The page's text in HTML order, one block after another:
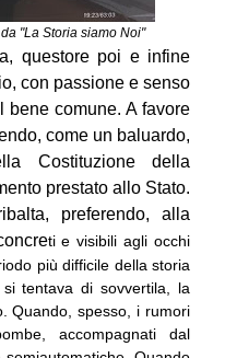
"La Storia siamo Noi"
questore poi e infine
con passione e senso
bene comune. A favore
come un baluardo,
Costituzione della
prestato allo Stato.
preferendo, alla
ti e visibili agli occhi
più difficile della storia
tentava di sovvertila, la
Quando, spesso, i rumori
accompagnati dal